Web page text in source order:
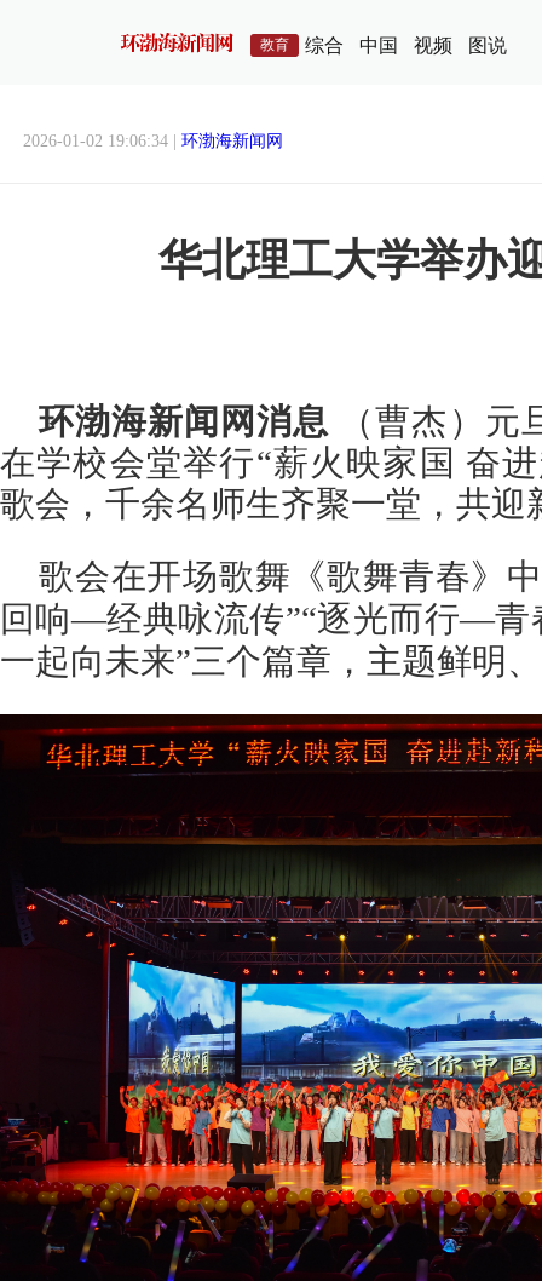
教育 综合 中国 视频 图说
2026-01-02 19:06:34 | 环渤海新闻网
华北理工大学举办
环渤海新闻网消息 （曹杰）元
在学校会堂举行“薪火映家国 奋
歌会，千余名师生齐聚一堂，共迎
歌会在开场歌舞《歌舞青春》
回响—经典咏流传”“逐光而行—
一起向未来”三个篇章，主题鲜明